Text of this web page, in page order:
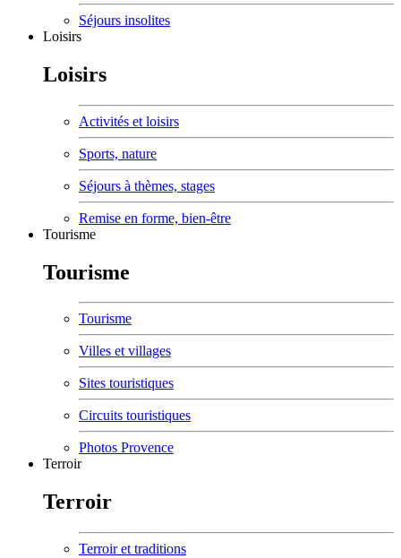
Séjours insolites
Loisirs
Loisirs
Activités et loisirs
Sports, nature
Séjours à thèmes, stages
Remise en forme, bien-être
Tourisme
Tourisme
Tourisme
Villes et villages
Sites touristiques
Circuits touristiques
Photos Provence
Terroir
Terroir
Terroir et traditions